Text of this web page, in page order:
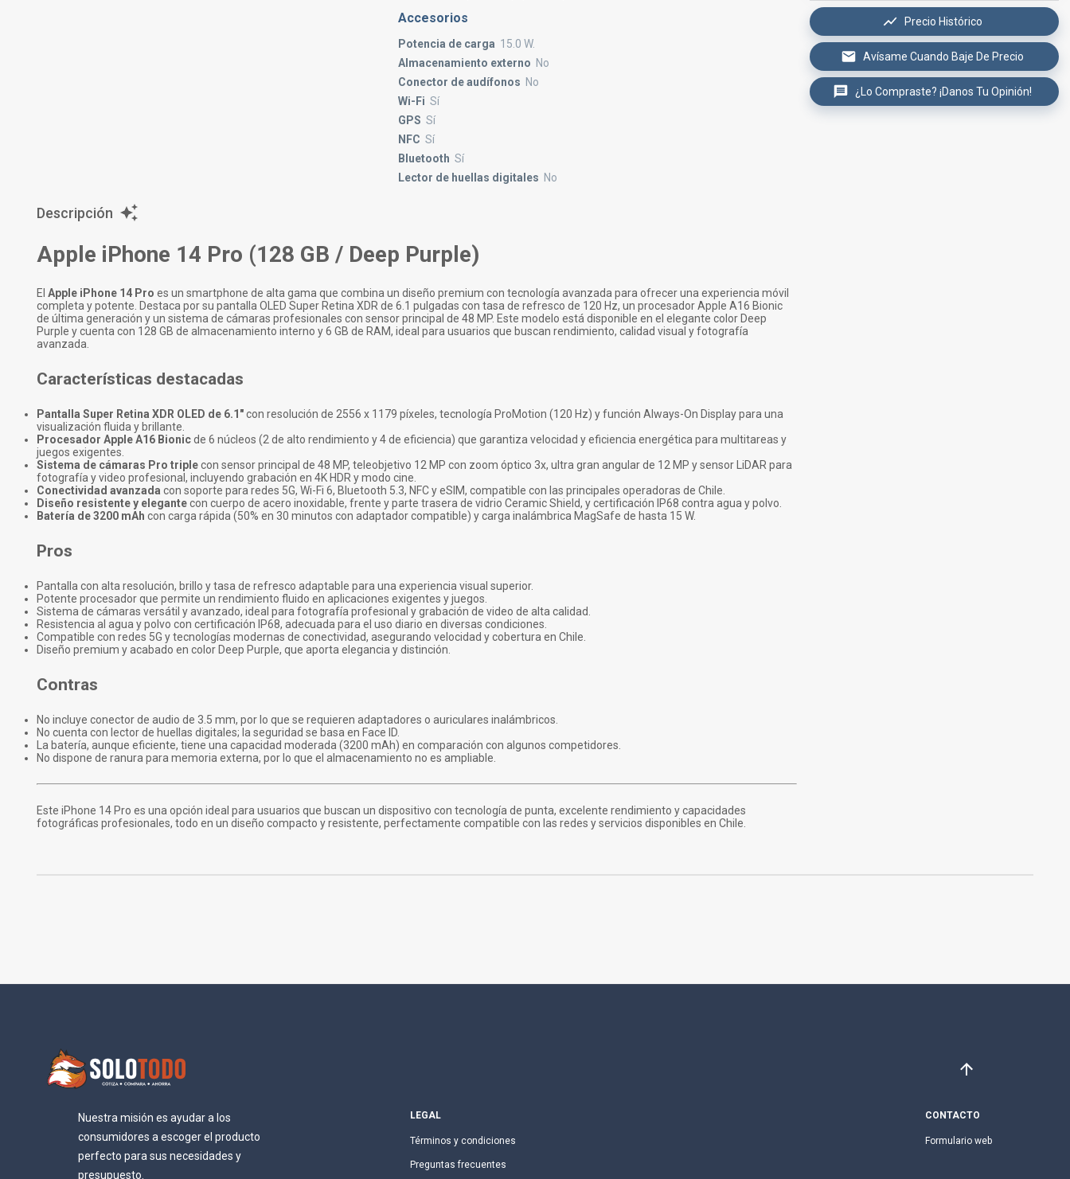
Accesorios
Potencia de carga 15.0 W.
Almacenamiento externo No
Conector de audífonos No
Wi-Fi Sí
GPS Sí
NFC Sí
Bluetooth Sí
Lector de huellas digitales No
Precio Histórico
Avísame Cuando Baje De Precio
¿Lo Compraste? ¡Danos Tu Opinión!
Descripción
Apple iPhone 14 Pro (128 GB / Deep Purple)
El Apple iPhone 14 Pro es un smartphone de alta gama que combina un diseño premium con tecnología avanzada para ofrecer una experiencia móvil
completa y potente. Destaca por su pantalla OLED Super Retina XDR de 6.1 pulgadas con tasa de refresco de 120 Hz, un procesador Apple A16 Bionic
de última generación y un sistema de cámaras profesionales con sensor principal de 48 MP. Este modelo está disponible en el elegante color Deep
Purple y cuenta con 128 GB de almacenamiento interno y 6 GB de RAM, ideal para usuarios que buscan rendimiento, calidad visual y fotografía
avanzada.
Características destacadas
Pantalla Super Retina XDR OLED de 6.1"con resolución de 2556 x 1179 píxeles, tecnología ProMotion (120 Hz) y función Always-On Display para una
visualización fluida y brillante.
Procesador Apple A16 Bionicde 6 núcleos (2 de alto rendimiento y 4 de eficiencia) que garantiza velocidad y eficiencia energética para multitareas y
juegos exigentes.
Sistema de cámaras Pro triplecon sensor principal de 48 MP, teleobjetivo 12 MP con zoom óptico 3x, ultra gran angular de 12 MP y sensor LiDAR para
fotografía y video profesional, incluyendo grabación en 4K HDR y modo cine.
Conectividad avanzada con soporte para redes 5G, Wi-Fi 6, Bluetooth 5.3, NFC y eSIM, compatible con las principales operadoras de Chile.
Diseño resistente y elegantecon cuerpo de acero inoxidable, frente y parte trasera de vidrio Ceramic Shield, y certificación IP68 contra agua y polvo.
Batería de 3200 mAh con carga rápida (50% en 30 minutos con adaptador compatible) y carga inalámbrica MagSafe de hasta 15 W.
Pros
Pantalla con alta resolución, brillo y tasa de refresco adaptable para una experiencia visual superior.
Potente procesador que permite un rendimiento fluido en aplicaciones exigentes y juegos.
Sistema de cámaras versátil y avanzado, ideal para fotografía profesional y grabación de video de alta calidad.
Resistencia al agua y polvo con certificación IP68, adecuada para el uso diario en diversas condiciones.
Compatible con redes 5G y tecnologías modernas de conectividad, asegurando velocidad y cobertura en Chile.
Diseño premium y acabado en color Deep Purple, que aporta elegancia y distinción.
Contras
No incluye conector de audio de 3.5 mm, por lo que se requieren adaptadores o auriculares inalámbricos.
No cuenta con lector de huellas digitales; la seguridad se basa en Face ID.
La batería, aunque eficiente, tiene una capacidad moderada (3200 mAh) en comparación con algunos competidores.
No dispone de ranura para memoria externa, por lo que el almacenamiento no es ampliable.
Este iPhone 14 Pro es una opción ideal para usuarios que buscan un dispositivo con tecnología de punta, excelente rendimiento y capacidades
fotográficas profesionales, todo en un diseño compacto y resistente, perfectamente compatible con las redes y servicios disponibles en Chile.
Nuestra misión es ayudar a los
consumidores a escoger el producto
perfecto para sus necesidades y
presupuesto.
LEGAL
Términos y condiciones
Preguntas frecuentes
CONTACTO
Formulario web